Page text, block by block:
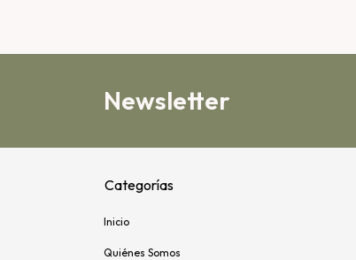
Newsletter
Categorías
Inicio
Quiénes Somos